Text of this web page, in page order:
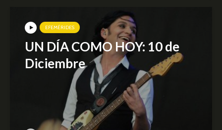
EFEMÉRIDES
UN DÍA COMO HOY: 10 de
Diciembre